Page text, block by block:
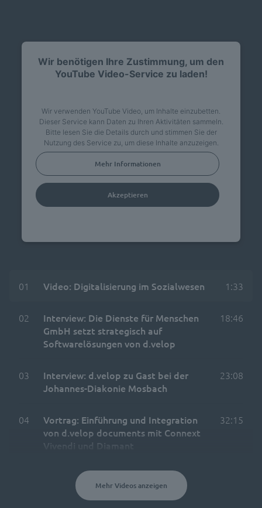
01 Video: Digitalisierung im Sozialwesen 1:33
02
Interview: Die Dienste für Menschen
GmbH setzt strategisch auf
Softwarelösungen von d.velop
18:46
03
Interview: d.velop zu Gast bei der
Johannes-Diakonie Mosbach
23:08
04
Vortrag: Einführung und Integration
von d.velop documents mit Connext
Vivendi und Diamant
32:15
Mehr Videos anzeigen
Wir benötigen Ihre Zustimmung, um den
YouTube Video-Service zu laden!
Wir verwenden YouTube Video, um Inhalte einzubetten.
Dieser Service kann Daten zu Ihren Aktivitäten sammeln.
Bitte lesen Sie die Details durch und stimmen Sie der
Nutzung des Service zu, um diese Inhalte anzuzeigen.
Mehr Informationen
Akzeptieren